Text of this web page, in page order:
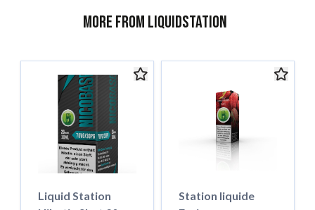
More from Liquidstation
Liquid Station
Station liquide